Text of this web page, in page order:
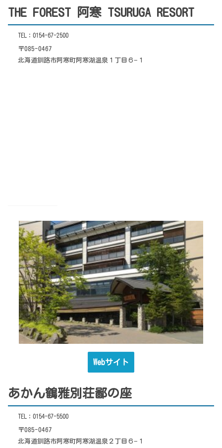
THE FOREST 阿寒 TSURUGA RESORT
TEL：0154-67-2500
〒085-0467
北海道釧路市阿寒町阿寒湖温泉１丁目６−１
Webサイト
あかん鶴雅別荘鄙の座
TEL：0154-67-5500
〒085-0467
北海道釧路市阿寒町阿寒湖温泉２丁目６−１